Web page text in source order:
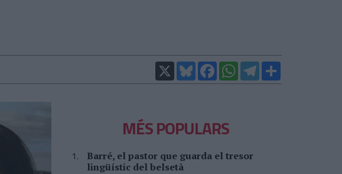
X BlueskyFacebookWhatsAppTelegram
MÉS POPULARS
Barré, el pastor que guarda el tresor
lingüístic del belsetà